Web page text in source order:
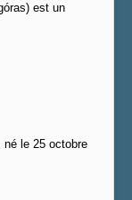
est un
le 25 octobre